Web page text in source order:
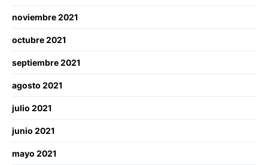
noviembre 2021
octubre 2021
septiembre 2021
agosto 2021
julio 2021
junio 2021
mayo 2021